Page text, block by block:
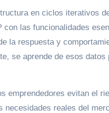
en ciclos iterativos
las funcionalidades
la respuesta y
se aprende de esos
emprendedores evitan el
necesidades reales del